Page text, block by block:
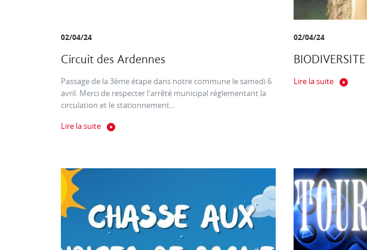
02/04/24
Circuit des Ardennes
Passage de la 3ème étape dans notre commune le samedi 6
avril. Merci de respecter l'arrêté municipal réglementant la
circulation et le stationnement...
Lire la suite
02/04/24
BIODIVERSITE
Lire la suite